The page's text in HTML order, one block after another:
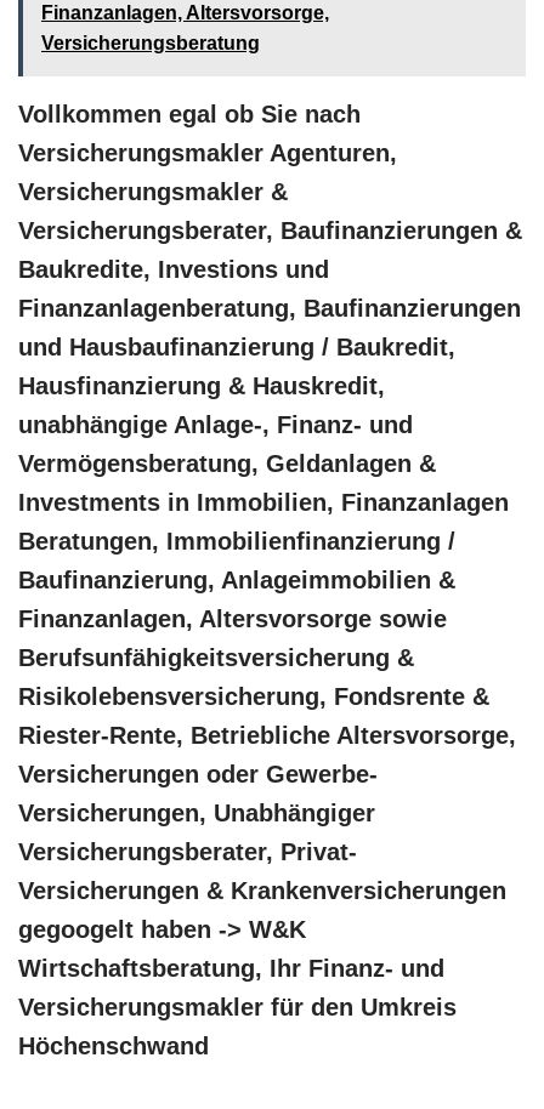
Finanzanlagen, Altersvorsorge,
Versicherungsberatung
Vollkommen egal ob Sie nach
Versicherungsmakler Agenturen,
Versicherungsmakler &
Versicherungsberater, Baufinanzierungen &
Baukredite, Investions und
Finanzanlagenberatung, Baufinanzierungen
und Hausbaufinanzierung / Baukredit,
Hausfinanzierung & Hauskredit,
unabhängige Anlage-, Finanz- und
Vermögensberatung, Geldanlagen &
Investments in Immobilien, Finanzanlagen
Beratungen, Immobilienfinanzierung /
Baufinanzierung, Anlageimmobilien &
Finanzanlagen, Altersvorsorge sowie
Berufsunfähigkeitsversicherung &
Risikolebensversicherung, Fondsrente &
Riester-Rente, Betriebliche Altersvorsorge,
Versicherungen oder Gewerbe-
Versicherungen, Unabhängiger
Versicherungsberater, Privat-
Versicherungen & Krankenversicherungen
gegoogelt haben -> W&K
Wirtschaftsberatung, Ihr Finanz- und
Versicherungsmakler für den Umkreis
Höchenschwand